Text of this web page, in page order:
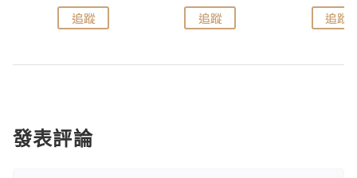
追蹤 追蹤 追蹤
發表評論